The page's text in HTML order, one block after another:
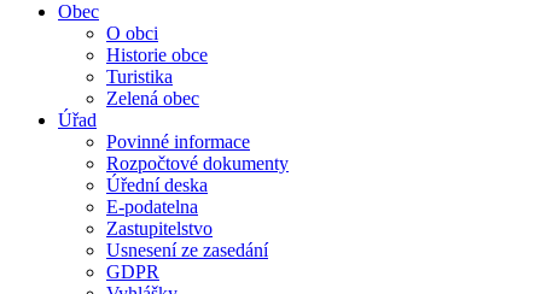
Obec
O obci
Historie obce
Turistika
Zelená obec
Úřad
Povinné informace
Rozpočtové dokumenty
Úřední deska
E-podatelna
Zastupitelstvo
Usnesení ze zasedání
GDPR